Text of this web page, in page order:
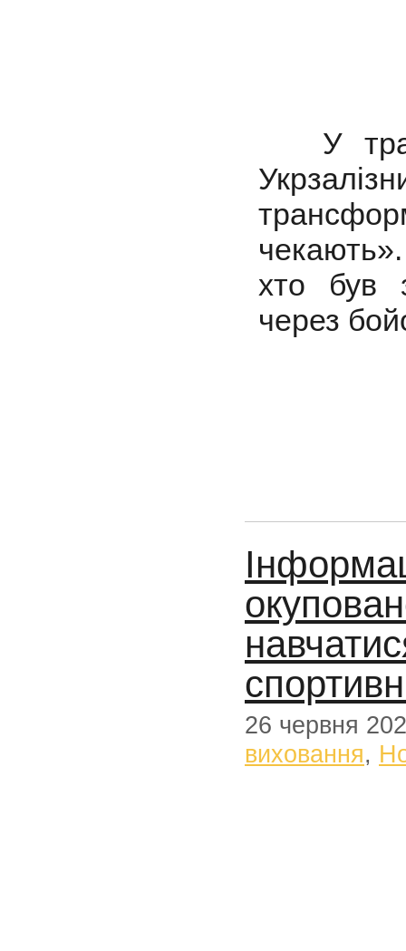
У
хто був
через
26 червня
виховання,